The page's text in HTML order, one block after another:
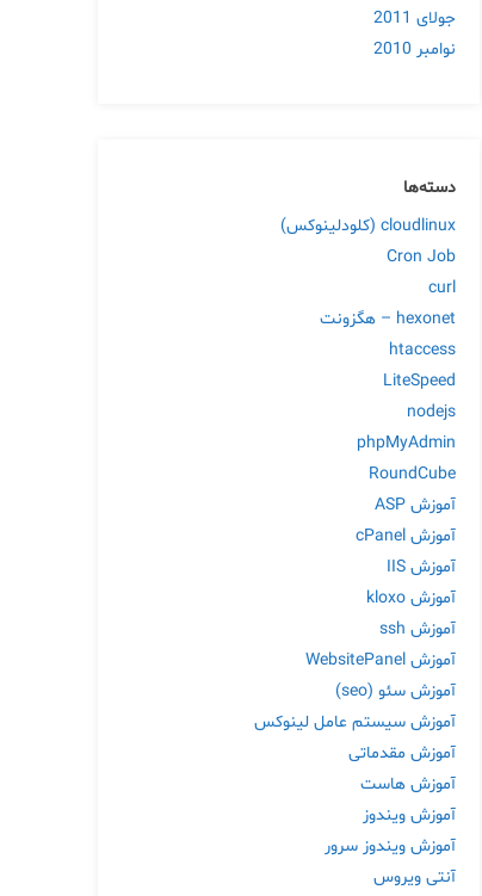
جولای 2011
نوامبر 2010
دسته‌ها
cloudlinux (کلودلینوکس)
Cron Job
curl
hexonet – هگزونت
htaccess
LiteSpeed
nodejs
phpMyAdmin
RoundCube
آموزش ASP
آموزش cPanel
آموزش IIS
آموزش kloxo
آموزش ssh
آموزش WebsitePanel
آموزش سئو (seo)
آموزش سیستم عامل لینوکس
آموزش مقدماتی
آموزش هاست
آموزش ویندوز
آموزش ویندوز سرور
آنتی ویروس